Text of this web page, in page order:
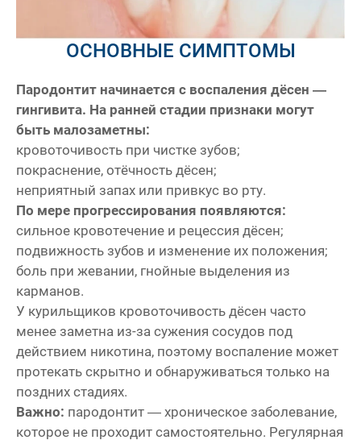
ОСНОВНЫЕ СИМПТОМЫ
Пародонтит начинается с воспаления дёсен —
гингивита. На ранней стадии признаки могут
быть малозаметны:
кровоточивость при чистке зубов;
покраснение, отёчность дёсен;
неприятный запах или привкус во рту.
По мере прогрессирования появляются:
сильное кровотечение и рецессия дёсен;
подвижность зубов и изменение их положения;
боль при жевании, гнойные выделения из
карманов.
У курильщиков кровоточивость дёсен часто
менее заметна из-за сужения сосудов под
действием никотина, поэтому воспаление может
протекать скрытно и обнаруживаться только на
поздних стадиях.
Важно: пародонтит — хроническое заболевание,
которое не проходит самостоятельно. Регулярная